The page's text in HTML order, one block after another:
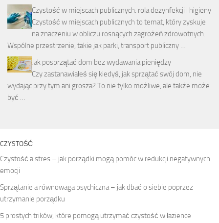
Czystość w miejscach publicznych: rola dezynfekcji i higieny
Czystość w miejscach publicznych to temat, który zyskuje
na znaczeniu w obliczu rosnących zagrożeń zdrowotnych.
Wspólne przestrzenie, takie jak parki, transport publiczny …
Jak posprzątać dom bez wydawania pieniędzy
Czy zastanawiałeś się kiedyś, jak sprzątać swój dom, nie
wydając przy tym ani grosza? To nie tylko możliwe, ale także może
być …
CZYSTOŚĆ
Czystość a stres – jak porządki mogą pomóc w redukcji negatywnych
emocji
Sprzątanie a równowaga psychiczna – jak dbać o siebie poprzez
utrzymanie porządku
5 prostych trików, które pomogą utrzymać czystość w łazience